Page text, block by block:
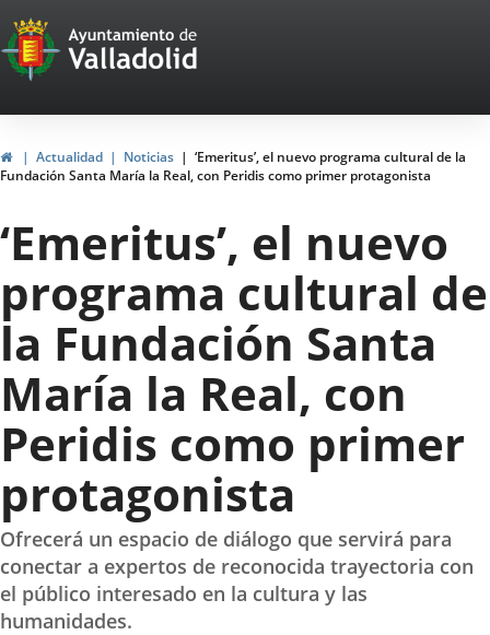
Portal
Web
del
Ayuntamiento
de
Valladolid
HomeActualidad Noticias
‘Emeritus’, el nuevo programa cultural de la
Fundación Santa María la Real, con Peridis como primer protagonista
‘Emeritus’, el nuevo
programa cultural de
la Fundación Santa
María la Real, con
Peridis como primer
protagonista
Ofrecerá un espacio de diálogo que servirá para
conectar a expertos de reconocida trayectoria con
el público interesado en la cultura y las
humanidades.